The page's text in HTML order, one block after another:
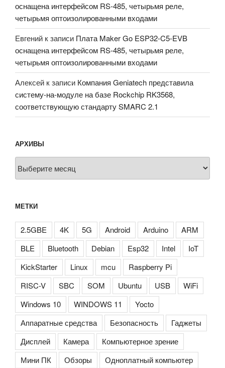
оснащена интерфейсом RS-485, четырьмя реле,
четырьмя оптоизолированными входами
Евгений к записи Плата Maker Go ESP32-C5-EVB
оснащена интерфейсом RS-485, четырьмя реле,
четырьмя оптоизолированными входами
Алексей к записи Компания Geniatech представила
систему-на-модуле на базе Rockchip RK3568,
соответствующую стандарту SMARC 2.1
АРХИВЫ
МЕТКИ
2.5GBE 4K 5G Android Arduino
ARM
BLE
Bluetooth Debian Esp32 Intel
IoT
KickStarter
Linux mcu
Raspberry Pi
RISC-V
SBC SOM Ubuntu USB
WiFi
Windows 10
WINDOWS 11
Yocto
Аппаратные средства
Безопасность
Гаджеты
Дисплей
Камера
Компьютерное зрение
Мини ПК
Обзоры
Одноплатный компьютер